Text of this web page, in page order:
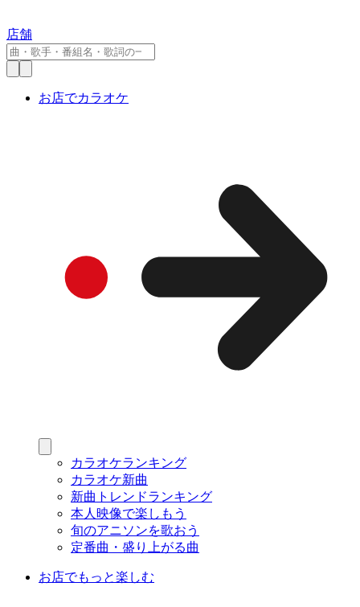
店舗
お店でカラオケ
カラオケランキング
カラオケ新曲
新曲トレンドランキング
本人映像で楽しもう
旬のアニソンを歌おう
定番曲・盛り上がる曲
お店でもっと楽しむ